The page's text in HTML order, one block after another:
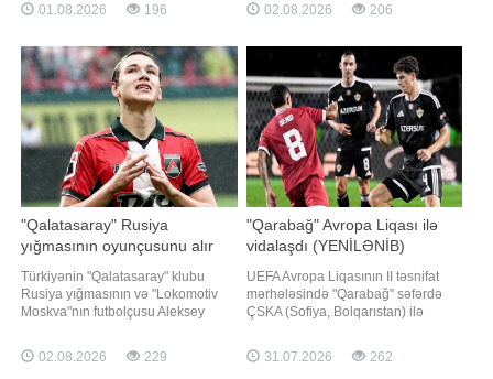
çıxıb. xəbər verir ki, o, Radoslav
Görüş Azərbaycan təmsilçisinin 4:1
hesablı qələbəsi ilə başa çatıb.
Qeyd edək ki, daha əvvəl Tunar
Quliye
01.08.2026 196
müraciət ünvanlayacaq. "Report"
21 yaşlı futbolçu Mançester
təmsilçisinin müdafiə xəttini
gücləndirmə
02.08.2026 206
"Qalatasaray" Rusiya
yığmasının oyunçusunu alır
Türkiyənin "Qalatasaray" klubu
Rusiya yığmasının və "Lokomotiv
Moskva"nın futbolçusu Aleksey
danışıqlara start verib. xəbər verir ki,
bu barədə məlumatı tanınmış
02.08.2026 229
"Qarabağ" Avropa Liqası ilə
vidalaşdı (YENİLƏNİB)
UEFA Avropa Liqasının II təsnifat
mərhələsində "Qarabağ" səfərdə
ÇSKA (Sofiya, Bolqarıstan) ilə
nun məlumatına görə, "Vasil Levski"
stadionunda keçirilən qarşılaşmada
31.07.2026 262